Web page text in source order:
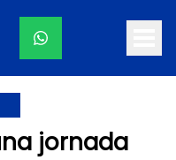
jornada